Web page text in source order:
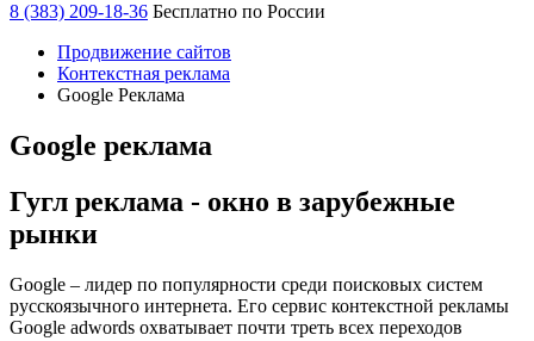
8 (383) 209-18-36 Бесплатно по России
Продвижение сайтов
Контекстная реклама
Google Реклама
Google реклама
Гугл реклама - окно в зарубежные
рынки
Google – лидер по популярности среди поисковых систем
русскоязычного интернета. Его сервис контекстной рекламы
Google adwords охватывает почти треть всех переходов